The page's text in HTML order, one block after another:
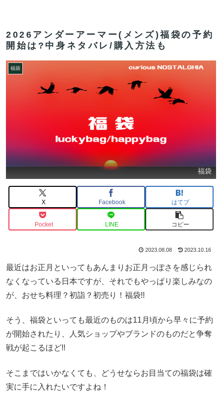
2026アンダーアーマー(メンズ)福袋の予約
開始は?中身ネタバレ/購入方法も
福袋
福袋
X Facebook はてブ
Pocket LINE コピー
2023.08.08 2023.10.16
最近はお正月といってもあんまりお正月っぽさを感じられ
なくなっている日本ですが、それでもやっぱり楽しみなの
が、おせち料理？初詣？初売り！福袋!!
そう、福袋といっても最近のものは11月頃から早々に予約
が開始されたり、人気ショップやブランドのものだと争奪
戦が起こるほど!!
そこまではいかなくても、どうせならお目当ての福袋は確
実に手に入れたいですよね！